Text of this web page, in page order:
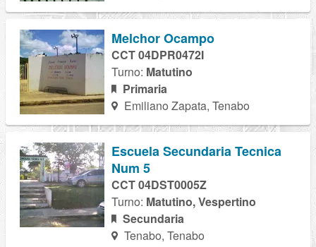
Melchor Ocampo
CCT 04DPR0472I
Turno: Matutino
Primaria
Emiliano Zapata, Tenabo
Escuela Secundaria Tecnica
Num 5
CCT 04DST0005Z
Turno: Matutino, Vespertino
Secundaria
Tenabo, Tenabo